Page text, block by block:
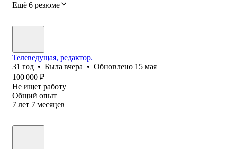
Ещё 6 резюме
Телеведущая, редактор.
31 год • Была вчера • Обновлено 15 мая
100 000 ₽
Не ищет работу
Общий опыт
7 лет 7 месяцев